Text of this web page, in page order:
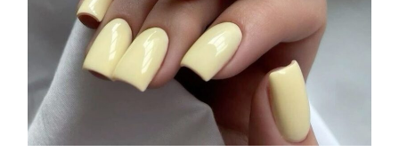
Cotril alla Festa del Cinema di Roma
TONI&GUY
A Natale regala una doppia
TONI&GUY “Feel Good Experience”!
TONI&GUY